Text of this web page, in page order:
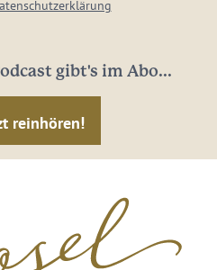
gibt's im Abo...
reinhören!